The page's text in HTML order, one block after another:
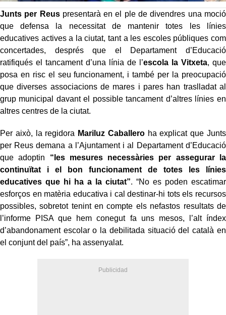
Junts per Reuspresentarà en el ple de divendres una moció
que defensa la necessitat de mantenir totes les línies
educatives actives a la ciutat, tant a les escoles públiques com
concertades, després que el Departament d’Educació
ratifiqués el tancament d’una línia de l’escola la Vitxeta, que
posa en risc el seu funcionament, i també per la preocupació
que diverses associacions de mares i pares han traslladat al
grup municipal davant el possible tancament d’altres línies en
altres centres de la ciutat.
Per això, la regidora Mariluz Caballeroha explicat que Junts
per Reus demana a l’Ajuntament i al Departament d’Educació
que adoptin “les mesures necessàries per assegurar la
continuïtat i el bon funcionament de totes les línies
educatives que hi ha a la ciutat”. “No es poden escatimar
esforços en matèria educativa i cal destinar-hi tots els recursos
possibles, sobretot tenint en compte els nefastos resultats de
l’informe PISA que hem conegut fa uns mesos, l’alt índex
d’abandonament escolar o la debilitada situació del català en
el conjunt del país”, ha assenyalat.